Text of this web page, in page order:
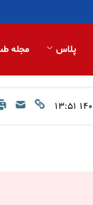
پلاس مجله